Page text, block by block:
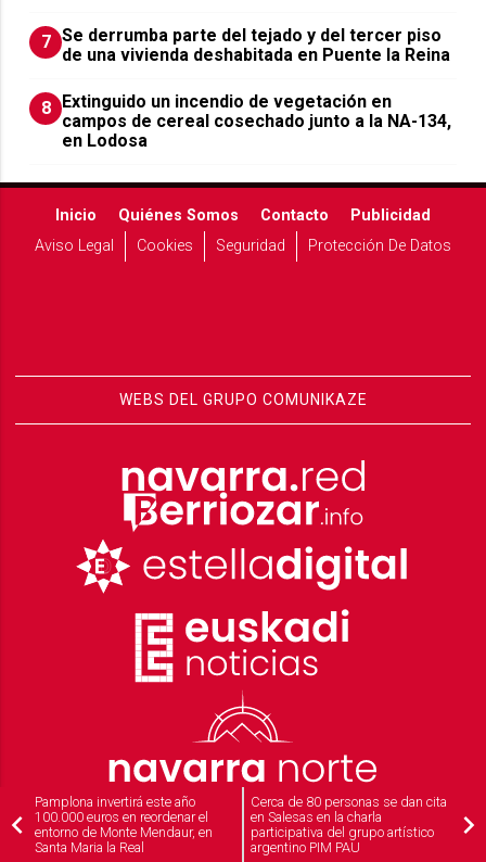
7 Se derrumba parte del tejado y del tercer piso
de una vivienda deshabitada en Puente la Reina
8 Extinguido un incendio de vegetación en
campos de cereal cosechado junto a la NA-134,
en Lodosa
Inicio Quiénes Somos Contacto
Publicidad
Aviso Legal
Cookies Seguridad Protección De Datos
WEBS DEL GRUPO COMUNIKAZE
Pamplona invertirá este año
100.000 euros en reordenar el
entorno de Monte Mendaur, en
Santa Maria la Real
Cerca de 80 personas se dan cita
en Salesas en la charla
participativa del grupo artístico
argentino PIM PAU